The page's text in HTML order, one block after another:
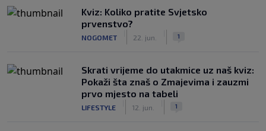
Kviz: Koliko pratite Svjetsko
prvenstvo?
NOGOMET 22. jun. 1
Skrati vrijeme do utakmice uz naš kviz:
Pokaži šta znaš o Zmajevima i zauzmi
prvo mjesto na tabeli
LIFESTYLE 12. jun. 1